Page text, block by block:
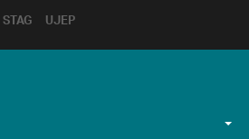
STAG UJEP